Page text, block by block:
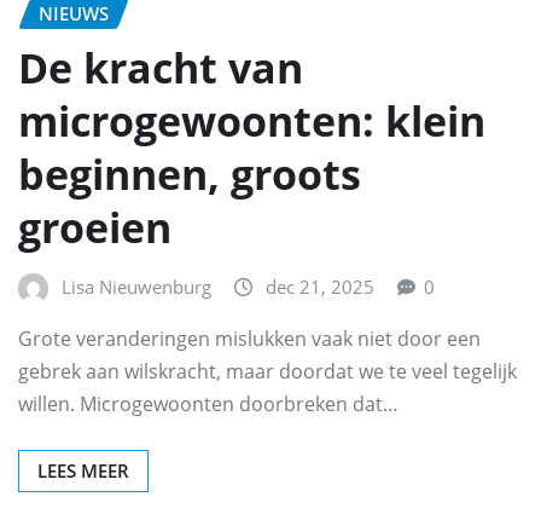
NIEUWS
De kracht van
microgewoonten: klein
beginnen, groots
groeien
Lisa Nieuwenburg dec 21, 2025 0
Grote veranderingen mislukken vaak niet door een
gebrek aan wilskracht, maar doordat we te veel tegelijk
willen. Microgewoonten doorbreken dat…
LEES MEER